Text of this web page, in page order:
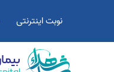
نوبت اینترنتی